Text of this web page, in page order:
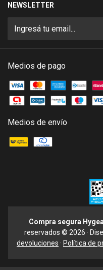
NEWSLETTER
Medios de pago
Medios de envío
Compra segura
reservados © 2026 ·
devoluciones · Política de